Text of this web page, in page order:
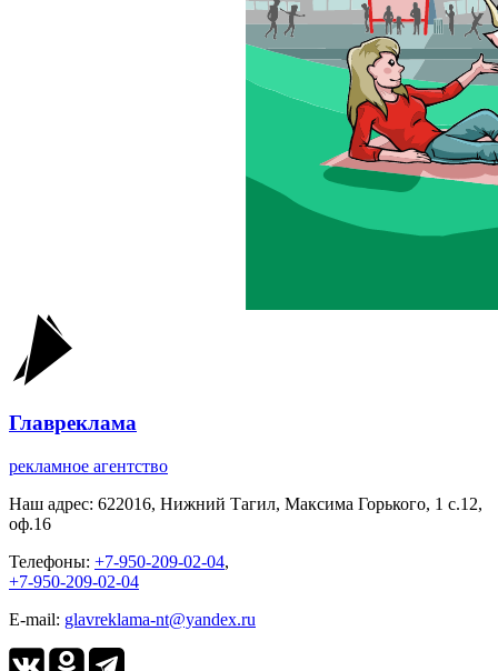
Главреклама
рекламное агентство
Наш адрес: 622016, Нижний Тагил, Максима Горького, 1 c.12,
оф.16
Телефоны: +7-950-209-02-04,
+7-950-209-02-04
E-mail: glavreklama-nt@yandex.ru